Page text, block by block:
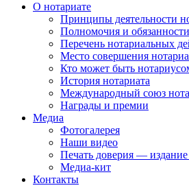
О нотариате
Принципы деятельности
Полномочия и
Перечень нотариальных
Место совершения
Кто может быть
История нотариата
Международный союз
Награды и премии
Медиа
Фотогалерея
Наши видео
Печать доверия — издание
Медиа-кит
Контакты